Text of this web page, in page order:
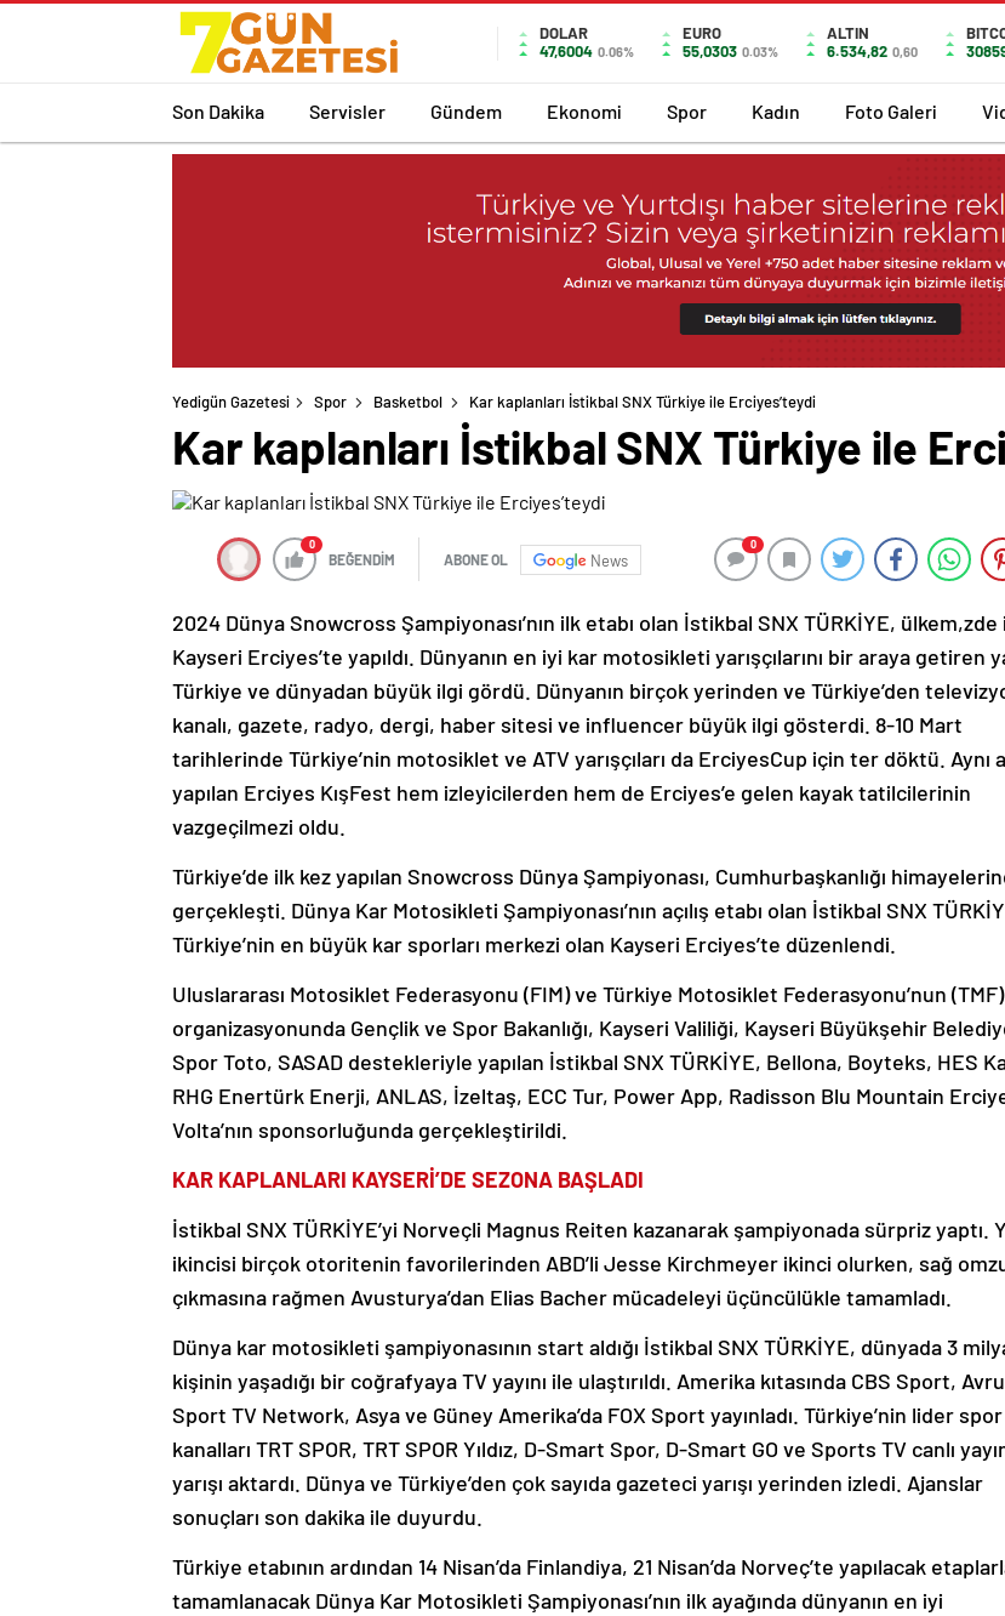
DOLAR
47,6004 0.06%
EURO
55,0303 0.03%
ALTIN
6.534,82 0,60
Son Dakika Servisler Gündem Ekonomi Spor Kadın Foto Galeri
Yedigün Gazetesi Spor Basketbol Kar kaplanları İstikbal SNX Türkiye ile Erciyes’teydi
Kar kaplanları İstikbal SNX Türkiye ile
0
BEĞENDİM ABONE OL News
0
2024 Dünya Snowcross Şampiyonası’nın ilk etabı olan İstikbal SNX TÜRKİYE, ülkem,zde
Kayseri Erciyes’te yapıldı. Dünyanın en iyi kar motosikleti yarışçılarını bir araya getiren
Türkiye ve dünyadan büyük ilgi gördü. Dünyanın birçok yerinden ve Türkiye’den
kanalı, gazete, radyo, dergi, haber sitesi ve influencer büyük ilgi gösterdi. 8-10 Mart
tarihlerinde Türkiye’nin motosiklet ve ATV yarışçıları da ErciyesCup için ter döktü. Aynı
yapılan Erciyes KışFest hem izleyicilerden hem de Erciyes’e gelen kayak tatilcilerinin
vazgeçilmezi oldu.
Türkiye’de ilk kez yapılan Snowcross Dünya Şampiyonası, Cumhurbaşkanlığı
gerçekleşti. Dünya Kar Motosikleti Şampiyonası’nın açılış etabı olan İstikbal SNX
Türkiye’nin en büyük kar sporları merkezi olan Kayseri Erciyes’te düzenlendi.
Uluslararası Motosiklet Federasyonu (FIM) ve Türkiye Motosiklet Federasyonu’nun (TMF)
organizasyonunda Gençlik ve Spor Bakanlığı, Kayseri Valiliği, Kayseri Büyükşehir
Spor Toto, SASAD destekleriyle yapılan İstikbal SNX TÜRKİYE, Bellona, Boyteks, HES
RHG Enertürk Enerji, ANLAS, İzeltaş, ECC Tur, Power App, Radisson Blu Mountain
Volta’nın sponsorluğunda gerçekleştirildi.
KAR KAPLANLARI KAYSERİ’DE SEZONA BAŞLADI
İstikbal SNX TÜRKİYE’yi Norveçli Magnus Reiten kazanarak şampiyonada sürpriz yaptı.
ikincisi birçok otoritenin favorilerinden ABD’li Jesse Kirchmeyer ikinci olurken, sağ
çıkmasına rağmen Avusturya’dan Elias Bacher mücadeleyi üçüncülükle tamamladı.
Dünya kar motosikleti şampiyonasının start aldığı İstikbal SNX TÜRKİYE, dünyada 3
kişinin yaşadığı bir coğrafyaya TV yayını ile ulaştırıldı. Amerika kıtasında CBS Sport,
Sport TV Network, Asya ve Güney Amerika’da FOX Sport yayınladı. Türkiye’nin lider spor
kanalları TRT SPOR, TRT SPOR Yıldız, D-Smart Spor, D-Smart GO ve Sports TV canlı
yarışı aktardı. Dünya ve Türkiye’den çok sayıda gazeteci yarışı yerinden izledi. Ajanslar
sonuçları son dakika ile duyurdu.
Türkiye etabının ardından 14 Nisan’da Finlandiya, 21 Nisan’da Norveç’te yapılacak
tamamlanacak Dünya Kar Motosikleti Şampiyonası’nın ilk ayağında dünyanın en iyi